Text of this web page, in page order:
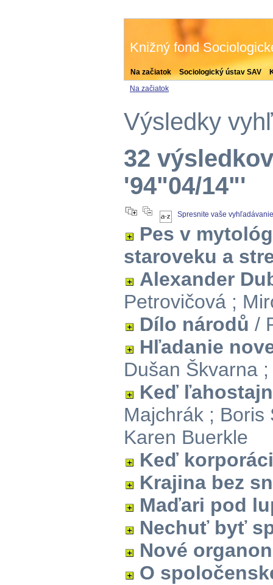
Na začiatok Sociologický ústav SAV
Knižný fond
Na začiatok
Výsledky
32
'94"04/14"'
Spresnite vaše vyhľadávanie
Pes v
staroveku a
Alexander
Petrovičová ;
Dílo národů /
Hľadanie
Dušan Škvarna
Keď
Majchrák ; Boris
Karen Buerkle
Keď
Krajina bez
Maďari pod
Nechuť byť
Nové organon
O